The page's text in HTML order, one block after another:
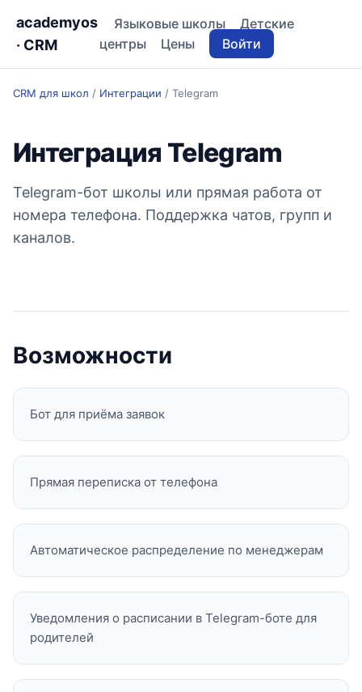
academyos
· CRM
Языковые школы
Детские
центры
Цены Войти
CRM для школ / Интеграции / Telegram
Интеграция Telegram
Telegram-бот школы или прямая работа от
номера телефона. Поддержка чатов, групп и
каналов.
Возможности
Бот для приёма заявок
Прямая переписка от телефона
Автоматическое распределение по менеджерам
Уведомления о расписании в Telegram-боте для
родителей